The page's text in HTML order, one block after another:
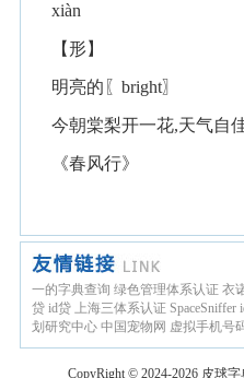
xiàn
【形】
明亮的〖bright〗
今朝棠梨开一花,天气自
《春风行》
一的字典查询 绿色管理体系认证 衣
贷 id贷 上海三体系认证 SpaceSniffer
划研究中心 中国宠物网 虚拟手机号
CopyRight © 2024-2026 皮球字